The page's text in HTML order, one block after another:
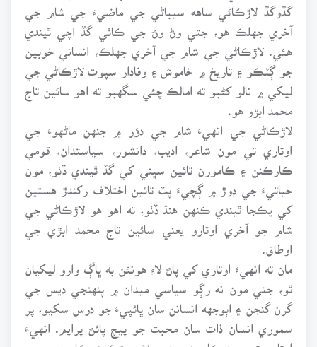
گڏوگڏ لاڙڪاڻي ساهه سيباڻي جي ماضيءَ جي شام جي
آخري جهلڪ هو، جتي وڻ وڻ جي ڪاٺي گڏ اچي ٿيندي
هئي. لاڙڪاڻي جي شام جي آخري جهلڪ، انساني خوبين
جو ڳٽڪو ۽ تاريخ ۾ خاموش ۽ وفادار سپوت لاڙڪاڻي جي
ليکي ۾ نالو کڻبو ته امالڪ چئي سگهبو ته اهو سائين تاج
محمد ابڙو هو.
لاڙڪاڻي جي انهيءَ شام جي دؤر ۾ جنهن ماڻهوءَ جي
اوتاري تي مون شاعر، اديب، دانشور، سياستدان، قومي
ڪارڪنن ۽ ڪامورن تائين سڀني کي گڏ ٿيندي ڏٺو، مون
حياتيءَ جي ڊوڙ ۾ ڳچيءَ پٽ تائين اختلاف رکندڙ هستين
کي يڪجا ٿيندي ڪنهن هنڌ ڏٺو، ته اهو هو لاڙڪاڻي جي
شام جو آخري اوتارو يعني سائين تاج محمد ابڙي جي
اوطاق.
مان ته انهيءَ اوتاري کي پاڻ لاءِ هونئن به ڀاڳ وارو ليکيان
ٿو، جتي مون نه رڳو سياسي ميدان ۾ پنهنجي ديس جي
گرن گنجن ۽ اٻوجهه انسانن سان ڀائپيءَ جو درس سکيو، پر
سموري انسان ذات سان محبت جو پيچ پائڻ پرايم. انهيءَ
اوتاري تي مون ڪامريڊ حيدر بخش جتوئيءَ، ڪامريڊ سوڀي